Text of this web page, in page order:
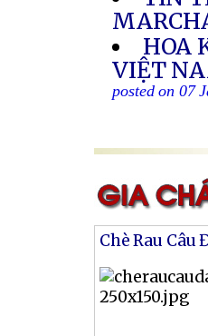
HOA
VIỆT
posted on 07
Chè Rau Câu